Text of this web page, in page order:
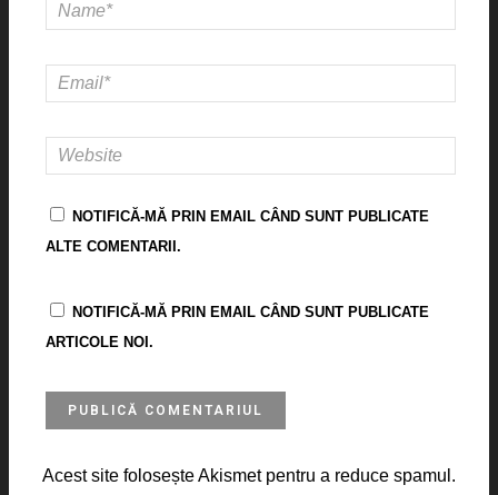
NOTIFICĂ-MĂ PRIN EMAIL CÂND SUNT PUBLICATE
ALTE COMENTARII.
NOTIFICĂ-MĂ PRIN EMAIL CÂND SUNT PUBLICATE
ARTICOLE NOI.
Acest site folosește Akismet pentru a reduce spamul.